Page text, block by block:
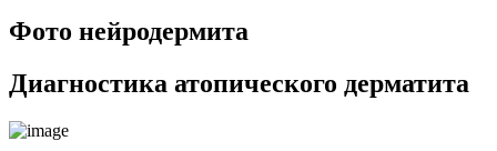
Фото нейродермита
Диагностика атопического дерматита